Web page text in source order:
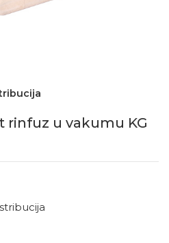
rinfuz u vakumu KG